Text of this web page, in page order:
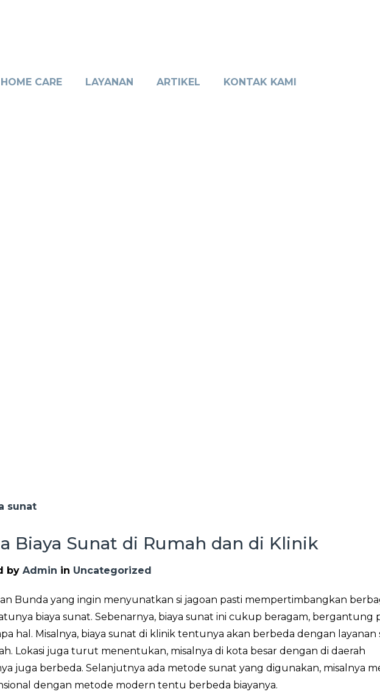
CARE LAYANAN ARTIKEL KONTAK KAMI
Biaya Sunat di Rumah dan di Klinik
by Admin in Uncategorized
Bunda yang ingin menyunatkan si jagoan pasti mempertimbangkan
biaya sunat. Sebenarnya, biaya sunat ini cukup beragam, bergantung
hal. Misalnya, biaya sunat di klinik tentunya akan berbeda dengan layanan
Lokasi juga turut menentukan, misalnya di kota besar dengan di daerah
juga berbeda. Selanjutnya ada metode sunat yang digunakan, misalnya
dengan metode modern tentu berbeda biayanya.